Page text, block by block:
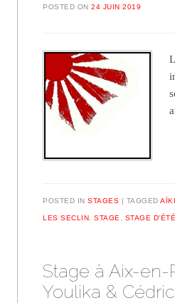
POSTED ON24 JUIN 2019
POSTED INSTAGES TAGGED
LES SECLIN ,STAGE STAGE D'ÉTÉ
Stage à Aix-
Youlika &